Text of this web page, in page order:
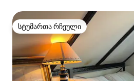
სტუმართა რჩეული
სტუმართა რჩეული